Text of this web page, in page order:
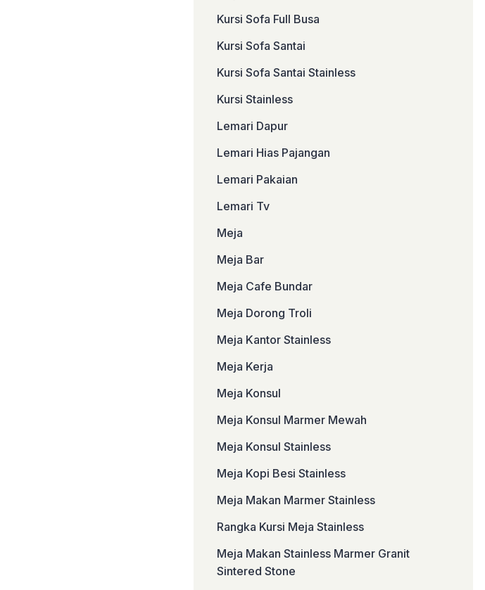
Kursi Sofa Full Busa
Kursi Sofa Santai
Kursi Sofa Santai Stainless
Kursi Stainless
Lemari Dapur
Lemari Hias Pajangan
Lemari Pakaian
Lemari Tv
Meja
Meja Bar
Meja Cafe Bundar
Meja Dorong Troli
Meja Kantor Stainless
Meja Kerja
Meja Konsul
Meja Konsul Marmer Mewah
Meja Konsul Stainless
Meja Kopi Besi Stainless
Meja Makan Marmer Stainless
Rangka Kursi Meja Stainless
Meja Makan Stainless Marmer Granit
Sintered Stone